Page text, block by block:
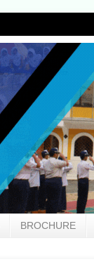
BROCHURE